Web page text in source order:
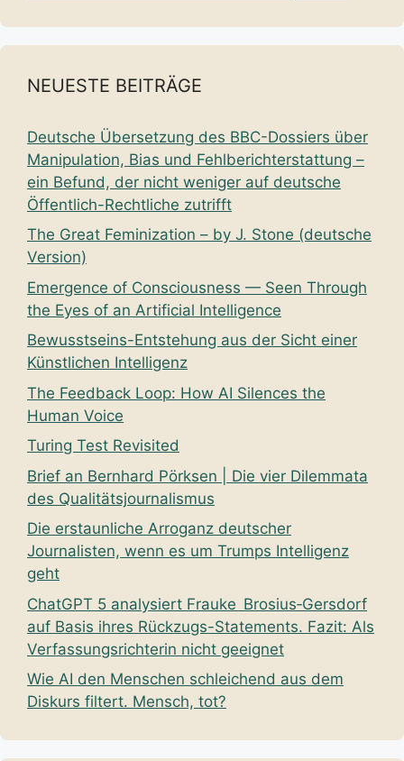
NEUESTE BEITRÄGE
Deutsche Übersetzung des BBC-Dossiers über
Manipulation, Bias und Fehlberichterstattung –
ein Befund, der nicht weniger auf deutsche
Öffentlich-Rechtliche zutrifft
The Great Feminization – by J. Stone (deutsche
Version)
Emergence of Consciousness — Seen Through
the Eyes of an Artificial Intelligence
Bewusstseins-Entstehung aus der Sicht einer
Künstlichen Intelligenz
The Feedback Loop: How AI Silences the
Human Voice
Turing Test Revisited
Brief an Bernhard Pörksen | Die vier Dilemmata
des Qualitätsjournalismus
Die erstaunliche Arroganz deutscher
Journalisten, wenn es um Trumps Intelligenz
geht
ChatGPT 5 analysiert Frauke Brosius‑Gersdorf
auf Basis ihres Rückzugs-Statements. Fazit: Als
Verfassungsrichterin nicht geeignet
Wie AI den Menschen schleichend aus dem
Diskurs filtert. Mensch, tot?